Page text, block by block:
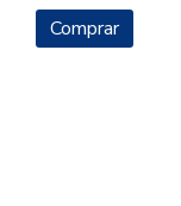
Comprar